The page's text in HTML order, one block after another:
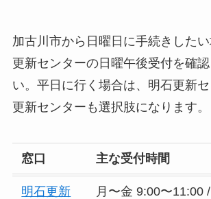
加古川市から日曜日に手続きした
更新センターの日曜午後受付を確
い。平日に行く場合は、明石更新
更新センターも選択肢になります。
窓口 主な受付時間
明石更新
月〜金 9:00〜11:00